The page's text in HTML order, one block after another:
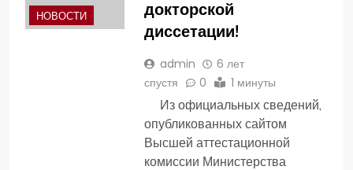
НОВОСТИ
докторской
диссетации!
admin
6 лет
спустя
0 1 минуты
Из официальных сведений,
опубликованных сайтом
Высшей аттестационной
комиссии Министерства